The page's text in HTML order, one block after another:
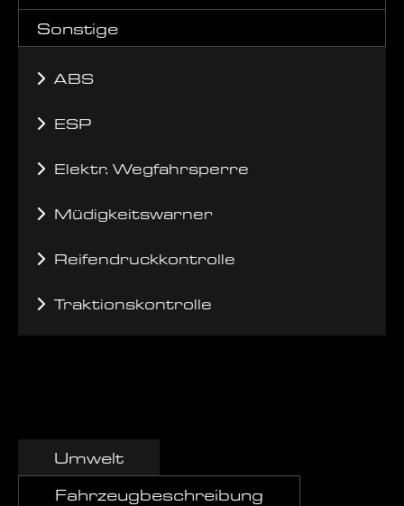
Sonstige
ABS
ESP
Elektr. Wegfahrsperre
Müdigkeitswarner
Reifendruckkontrolle
Traktionskontrolle
Umwelt
Fahrzeugbeschreibung